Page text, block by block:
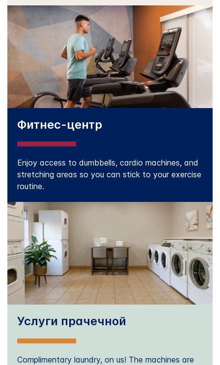
Фитнес-центр
Enjoy access to dumbbells, cardio machines, and
stretching areas so you can stick to your exercise
routine.
Услуги прачечной
Complimentary laundry, on us! The machines are